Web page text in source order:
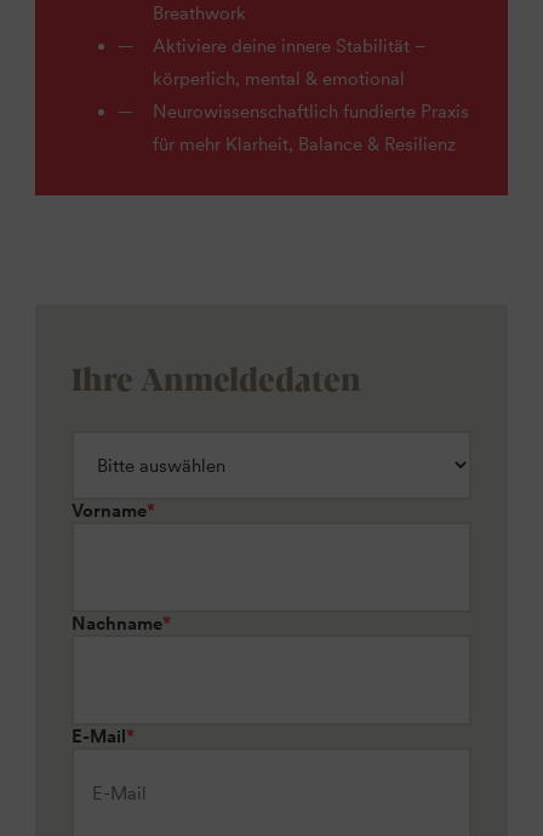
Breathwork
Aktiviere deine innere Stabilität –
körperlich, mental & emotional
Neurowissenschaftlich fundierte Praxis
für mehr Klarheit, Balance & Resilienz
Ihre Anmeldedaten
Vorname*
Nachname*
E-Mail*